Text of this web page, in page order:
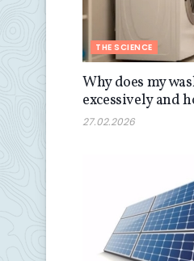
THE SCIENCE
Why does my
excessively and
27.02.2026